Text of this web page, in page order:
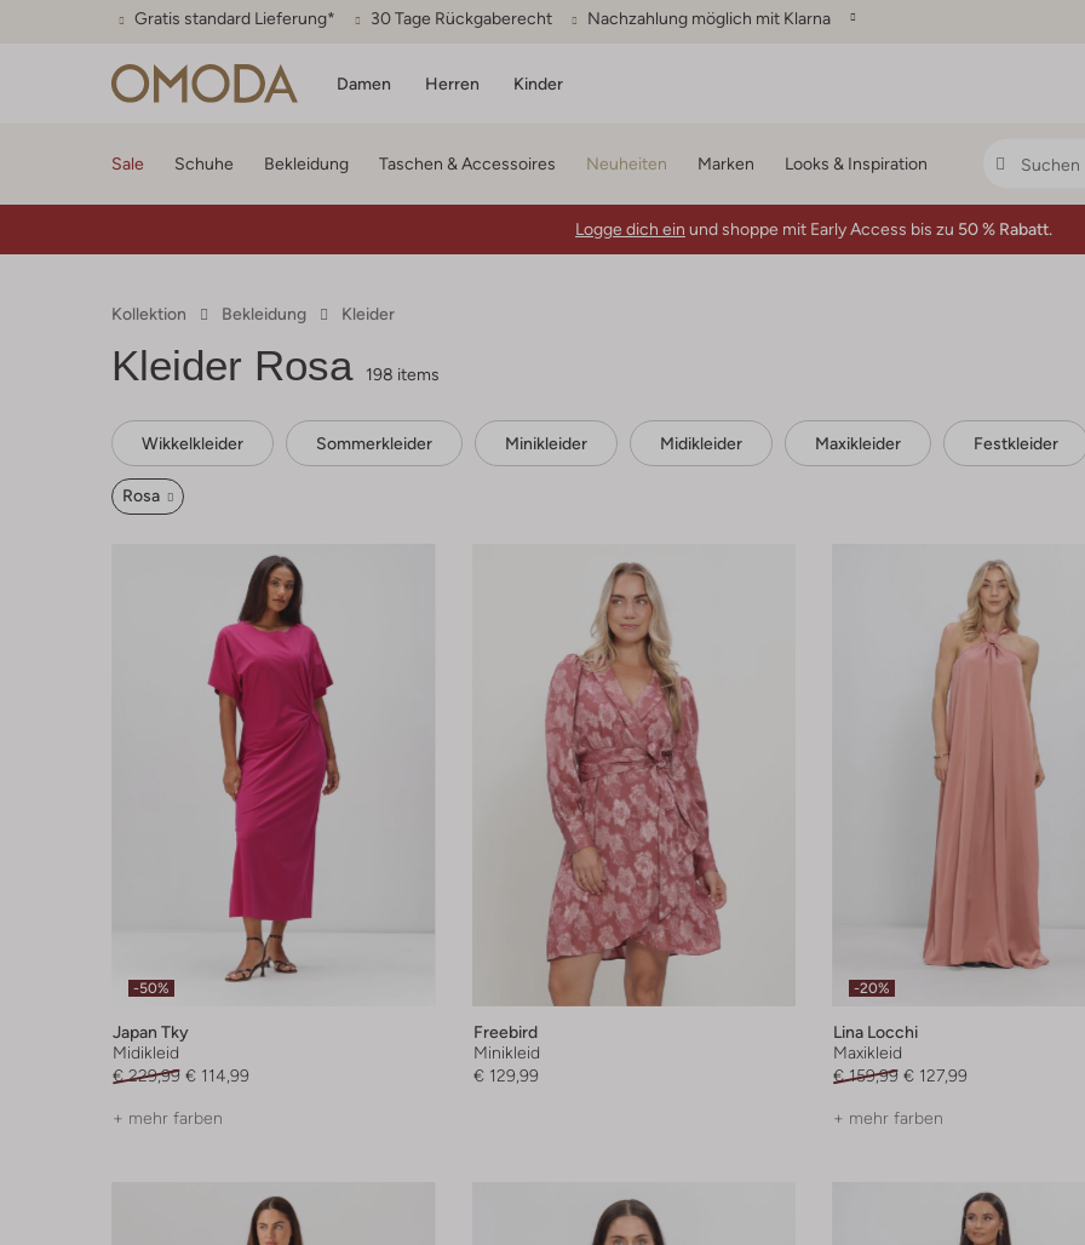
Gratis standard Lieferung* 30 Tage Rückgaberecht Nachzahlung möglich mit Klarna
Damen Herren Kinder
Sale Schuhe Bekleidung Taschen & Accessoires Neuheiten Marken Looks & Inspiration
Logge dich ein und shoppe mit Early Access bis zu 50 % Rabatt.
Kollektion Bekleidung Kleider
Kleider Rosa 198 items
Wikkelkleider Sommerkleider Minikleider Midikleider Maxikleider Festkleider
Rosa
-50%
Japan Tky
Midikleid
€ 229,99 € 114,99
+ mehr farben
Freebird
Minikleid
€ 129,99
-20%
Lina Locchi
Maxikleid
€ 159,99 € 127,99
+ mehr farben